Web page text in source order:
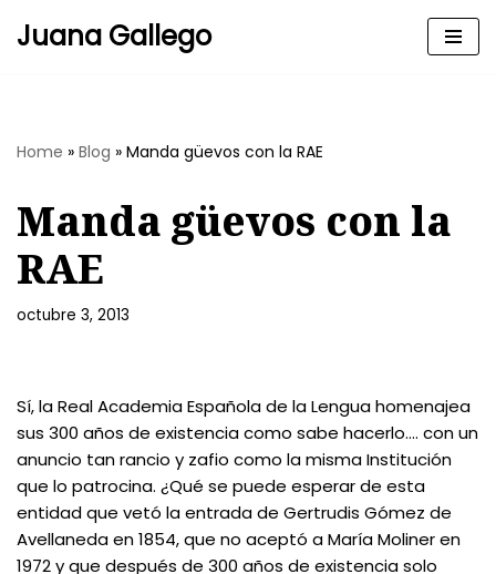
Juana Gallego
Home » Blog » Manda güevos con la RAE
Manda güevos con la
RAE
octubre 3, 2013
Sí, la Real Academia Española de la Lengua homenajea
sus 300 años de existencia como sabe hacerlo…. con un
anuncio tan rancio y zafio como la misma Institución
que lo patrocina. ¿Qué se puede esperar de esta
entidad que vetó la entrada de Gertrudis Gómez de
Avellaneda en 1854, que no aceptó a María Moliner en
1972 y que después de 300 años de existencia solo